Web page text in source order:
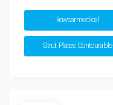
kowsarmedical
Strut Plates Contourable